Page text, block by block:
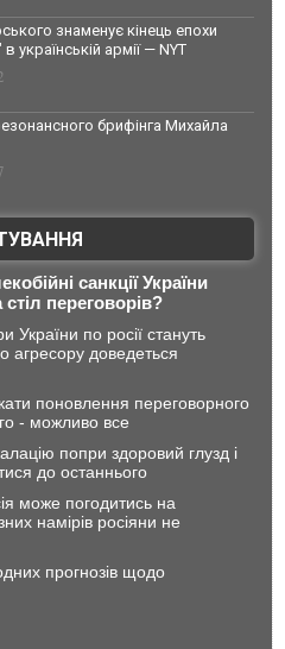
знаменує кінець епохи
в українській армії — NYT
брифінга Михайла
санкції України
переговорів?
України по росії стануть
агресору доведеться
поновлення переговорного
- можливо все
попри здоровий глузд і
до останнього
може погодитись на
намірів росіяни не
прогнозів щодо